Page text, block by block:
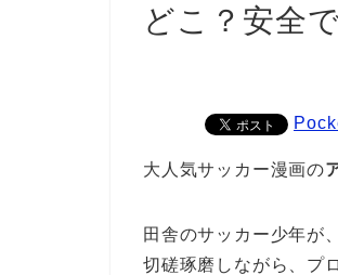
どこ？安全
大人気サッカー漫画の
田舎のサッカー少年が
切磋琢磨しながら、プ